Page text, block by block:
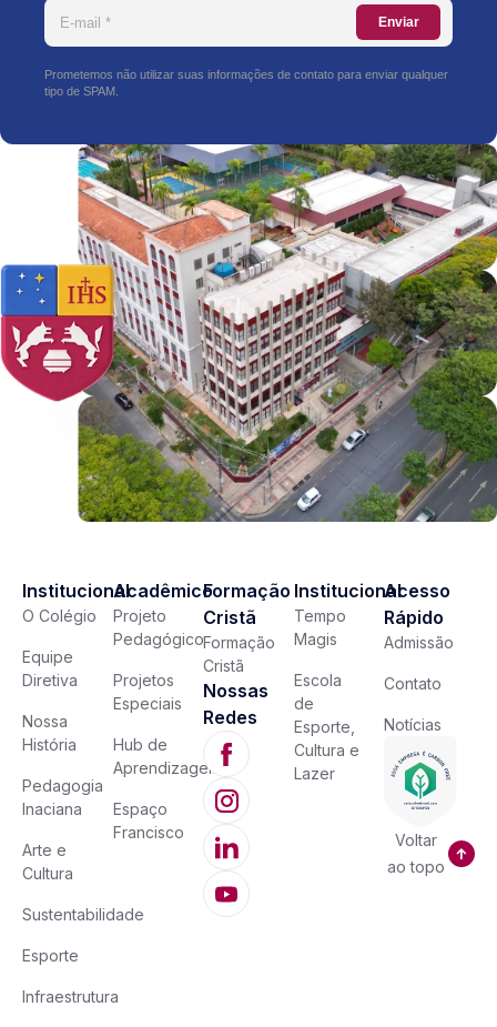
Enviar
Prometemos não utilizar suas informações de contato para enviar qualquer
tipo de SPAM.
Institucional
O Colégio
Equipe
Diretiva
Nossa
História
Pedagogia
Inaciana
Arte e
Cultura
Sustentabilidade
Esporte
Infraestrutura
Acadêmico
Projeto
Pedagógico
Projetos
Especiais
Hub de
Aprendizagem
Espaço
Francisco
Formação
Cristã
Formação
Cristã
Nossas
Redes
Institucional
Tempo
Magis
Escola
de
Esporte,
Cultura e
Lazer
Acesso
Rápido
Admissão
Contato
Notícias
Voltar
ao topo